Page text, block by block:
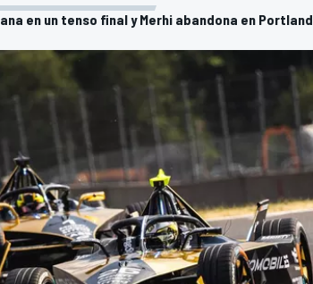
en un tenso final y Merhi abandona en Portland